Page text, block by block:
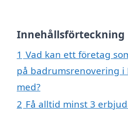
Innehållsförteckning
1 Vad kan ett företag
på badrumsrenovering i
med?
2 Få alltid minst 3